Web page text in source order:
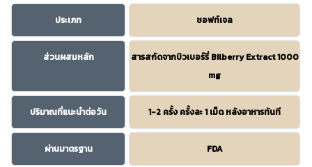
ประเภท ซอฟท์เจล
ส่วนผสมหลัก
สารสกัดจากบิวเบอร์รี่ Bilberry Extract 1000
mg
ปริมาณที่แนะนำต่อวัน 1-2 ครั้ง ครั้งละ 1 เม็ด หลังอาหารทันที
ผ่านมาตรฐาน FDA